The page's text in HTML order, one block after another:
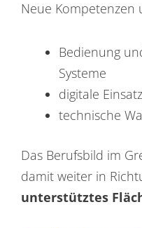
Neue Kompetenzen
Bedienung
Systeme
digitale
technische
Das Berufsbild im
damit weiter in
unterstütztes